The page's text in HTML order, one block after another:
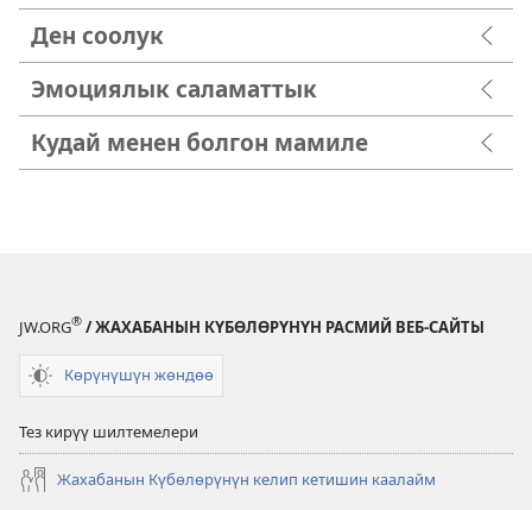
Ден соолук
Эмоциялык саламаттык
Кудай менен болгон мамиле
JW.ORG® / ЖАХАБАНЫН КҮБӨЛӨРҮНҮН РАСМИЙ ВЕБ-САЙТЫ
Көрүнүшүн жөндөө
Тез кирүү шилтемелери
Жахабанын Күбөлөрүнүн келип кетишин каалайм